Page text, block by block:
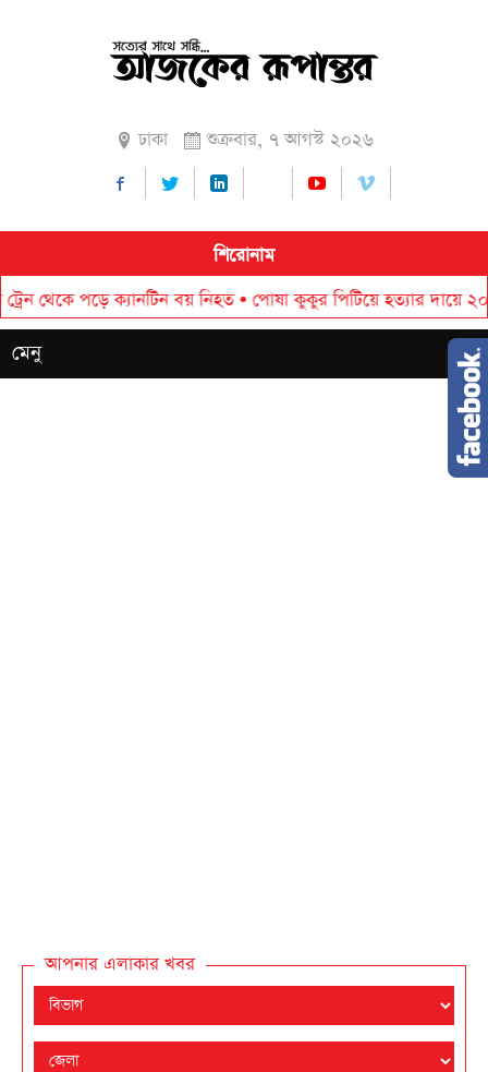
ঢাকা শুক্রবার, ৭ আগস্ট ২০২৬
শিরোনাম
পড়ে ক্যানটিন বয় নিহত•পোষা কুকুর পিটিয়ে হত্যার দায়ে ২০ হাজার
মেনু
আপনার এলাকার খবর